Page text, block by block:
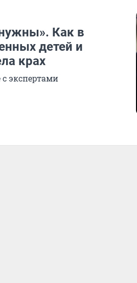
Как в
детей и
крах
экспертами